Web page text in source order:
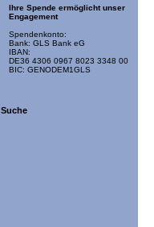
Ihre Spende ermöglicht unser
Engagement
Spendenkonto:
Bank: GLS Bank eG
IBAN:
DE36 4306 0967 8023 3348 00
BIC: GENODEM1GLS
Suche